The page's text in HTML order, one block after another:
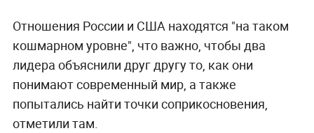
Отношения России и США находятся "на таком
кошмарном уровне", что важно, чтобы два
лидера объяснили друг другу то, как они
понимают современный мир, а также
попытались найти точки соприкосновения,
отметили там.